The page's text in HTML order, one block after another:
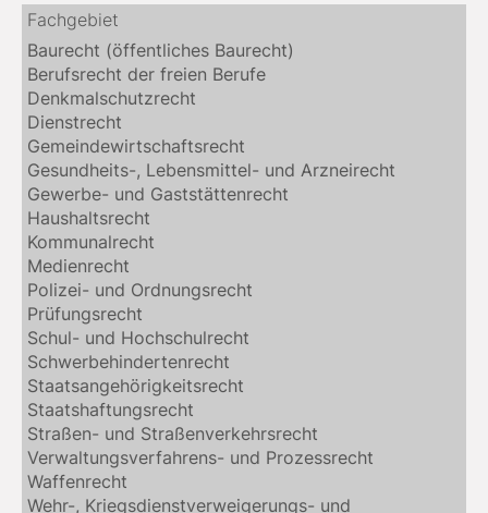
Fachgebiet
Baurecht (öffentliches Baurecht)
Berufsrecht der freien Berufe
Denkmalschutzrecht
Dienstrecht
Gemeindewirtschaftsrecht
Gesundheits-, Lebensmittel- und Arzneirecht
Gewerbe- und Gaststättenrecht
Haushaltsrecht
Kommunalrecht
Medienrecht
Polizei- und Ordnungsrecht
Prüfungsrecht
Schul- und Hochschulrecht
Schwerbehindertenrecht
Staatsangehörigkeitsrecht
Staatshaftungsrecht
Straßen- und Straßenverkehrsrecht
Verwaltungsverfahrens- und Prozessrecht
Waffenrecht
Wehr-, Kriegsdienstverweigerungs- und